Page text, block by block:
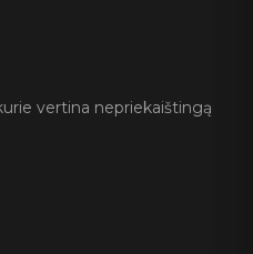
vertina nepriekaištingą